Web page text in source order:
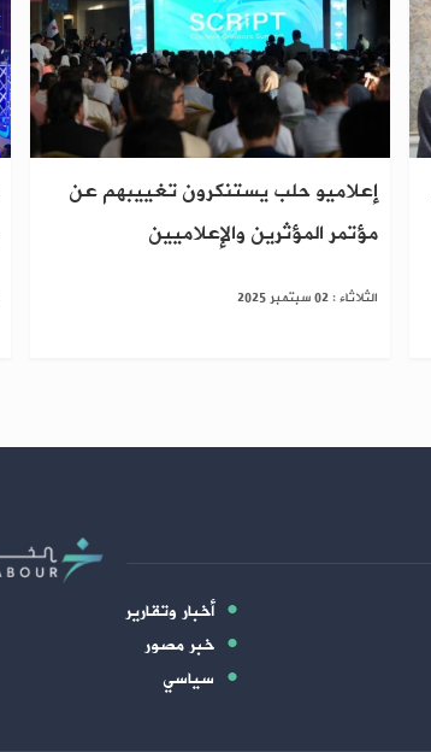
إعلاميو حلب يستنكرون تغييبهم عن
مؤتمر المؤثرين والإعلاميين
الثلاثاء : 02 سبتمبر 2025
أخبار وتقارير
خبر مصور
سياسي